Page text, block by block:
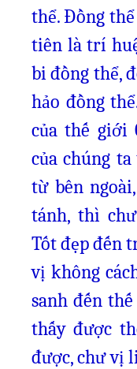
thể. Đồng
tiên là trí
bi đồng thể,
hảo đồng
của thế giới
của chúng
từ bên
tánh, thì
Tốt đẹp đến
vị không
sanh đến
thấy được
được, chư vị